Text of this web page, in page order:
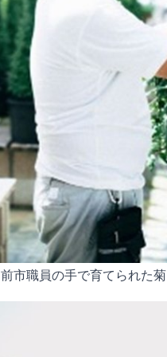
前市職員の手で育てられた菊